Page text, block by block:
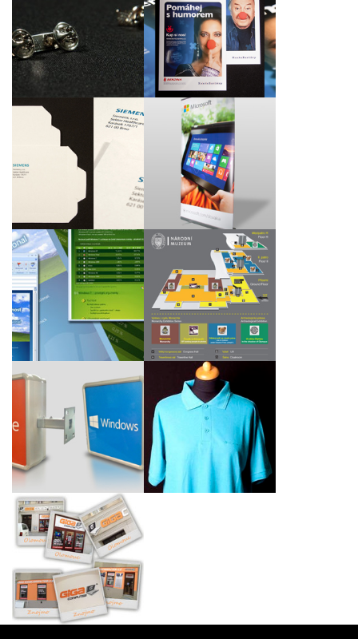
Firemní odznáčky pro
Proact Czech Republic,
s.r.o.
Propagační materiály
„Pomáhej (s)
humorem“ pro Konto
Bariéry
Kartonové obálky CD
pro společnost
Siemens, s.r.o.
Prezenční systém roll
up
Grafické e-maily pro
společnost Microsoft
Navigační panely Nové
budovy Národního
muzea
Nový branding
světelné reklamy
Office 2013 a Windows
Polokošile Windows
Azure pro Microsoft
Slovakia
Značení poboček firmy
GIGACOMPUTER, s.r.o